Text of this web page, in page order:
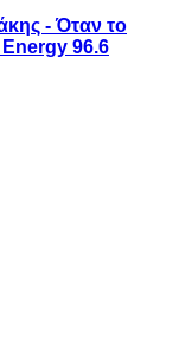
- Όταν το
96.6